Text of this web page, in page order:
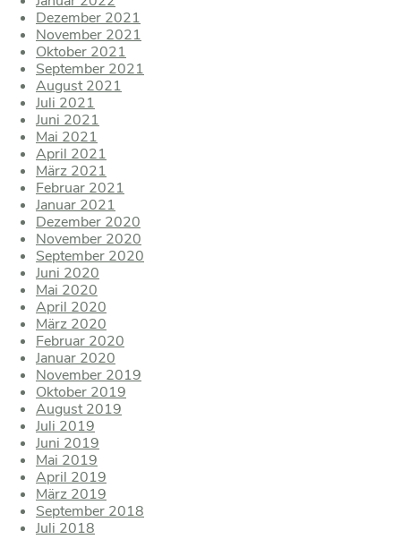
Dezember 2021
November 2021
Oktober 2021
September 2021
August 2021
Juli 2021
Juni 2021
Mai 2021
April 2021
März 2021
Februar 2021
Januar 2021
Dezember 2020
November 2020
September 2020
Juni 2020
Mai 2020
April 2020
März 2020
Februar 2020
Januar 2020
November 2019
Oktober 2019
August 2019
Juli 2019
Juni 2019
Mai 2019
April 2019
März 2019
September 2018
Juli 2018